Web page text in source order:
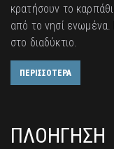
κρατήσουν το
από το νησί
στο διαδύκτιο.
ΠΕΡΙΣΣΟΤΕΡΑ
ΠΛΟΗΓΗΣΗ